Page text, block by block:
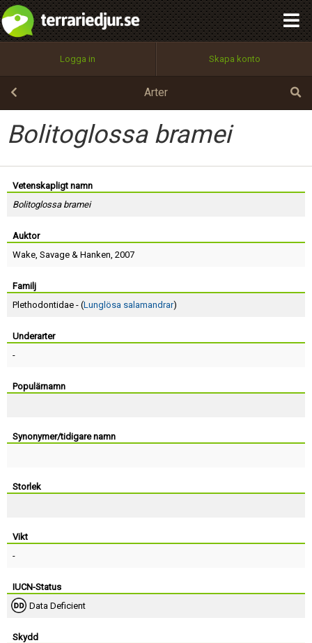
Logga in Skapa konto
Arter
Bolitoglossa bramei
Vetenskapligt namn
Bolitoglossa bramei
Auktor
Wake, Savage & Hanken, 2007
Familj
Plethodontidae - (Lunglösa salamandrar)
Underarter
-
Populärnamn
Synonymer/tidigare namn
Storlek
Vikt
-
IUCN-Status
Data Deficient
Skydd
Utför
100%
OK
integritetspolicy
Namn:
Epost:
Lösenord:
Terms of Service
Skapa konto
Begär nytt lösenord
Tillbaka till förstasidan